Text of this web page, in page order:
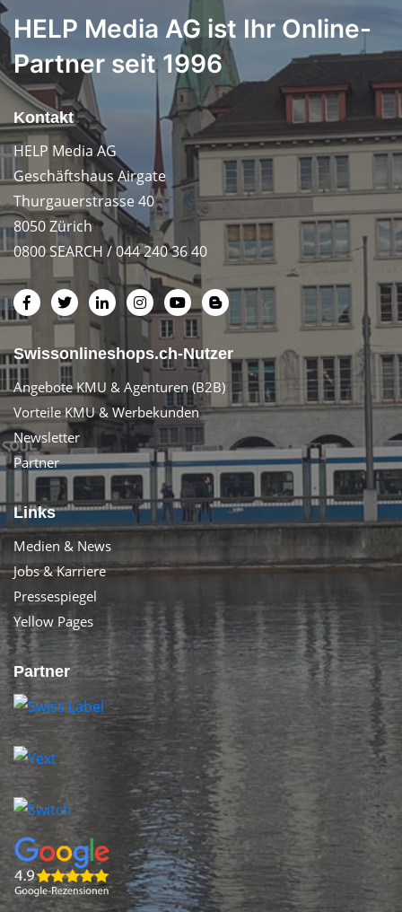
HELP Media AG ist Ihr Online-
Partner seit 1996
Kontakt
HELP Media AG
Geschäftshaus Airgate
Thurgauerstrasse 40
8050 Zürich
0800 SEARCH / 044 240 36 40
Swissonlineshops.ch-Nutzer
Angebote KMU & Agenturen (B2B)
Vorteile KMU & Werbekunden
Newsletter
Partner
Links
Medien & News
Jobs & Karriere
Pressespiegel
Yellow Pages
Partner